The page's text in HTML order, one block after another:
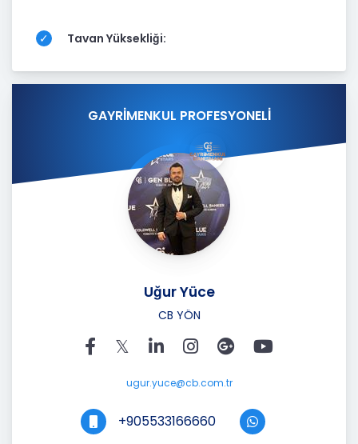
Tavan Yüksekliği:
GAYRİMENKUL PROFESYONELİ
Uğur Yüce
CB YÖN
ugur.yuce@cb.com.tr
+905533166660